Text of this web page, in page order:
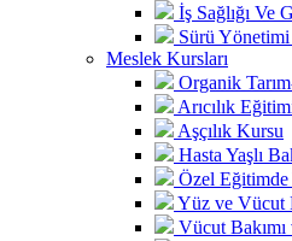
İş Sağlığı Ve
Sürü
Meslek Kursları
Organik
Arıcılık
Aşçılık Kursu
Hasta Yaşlı
Özel Eğitimde
Yüz ve Vücut
Vücut